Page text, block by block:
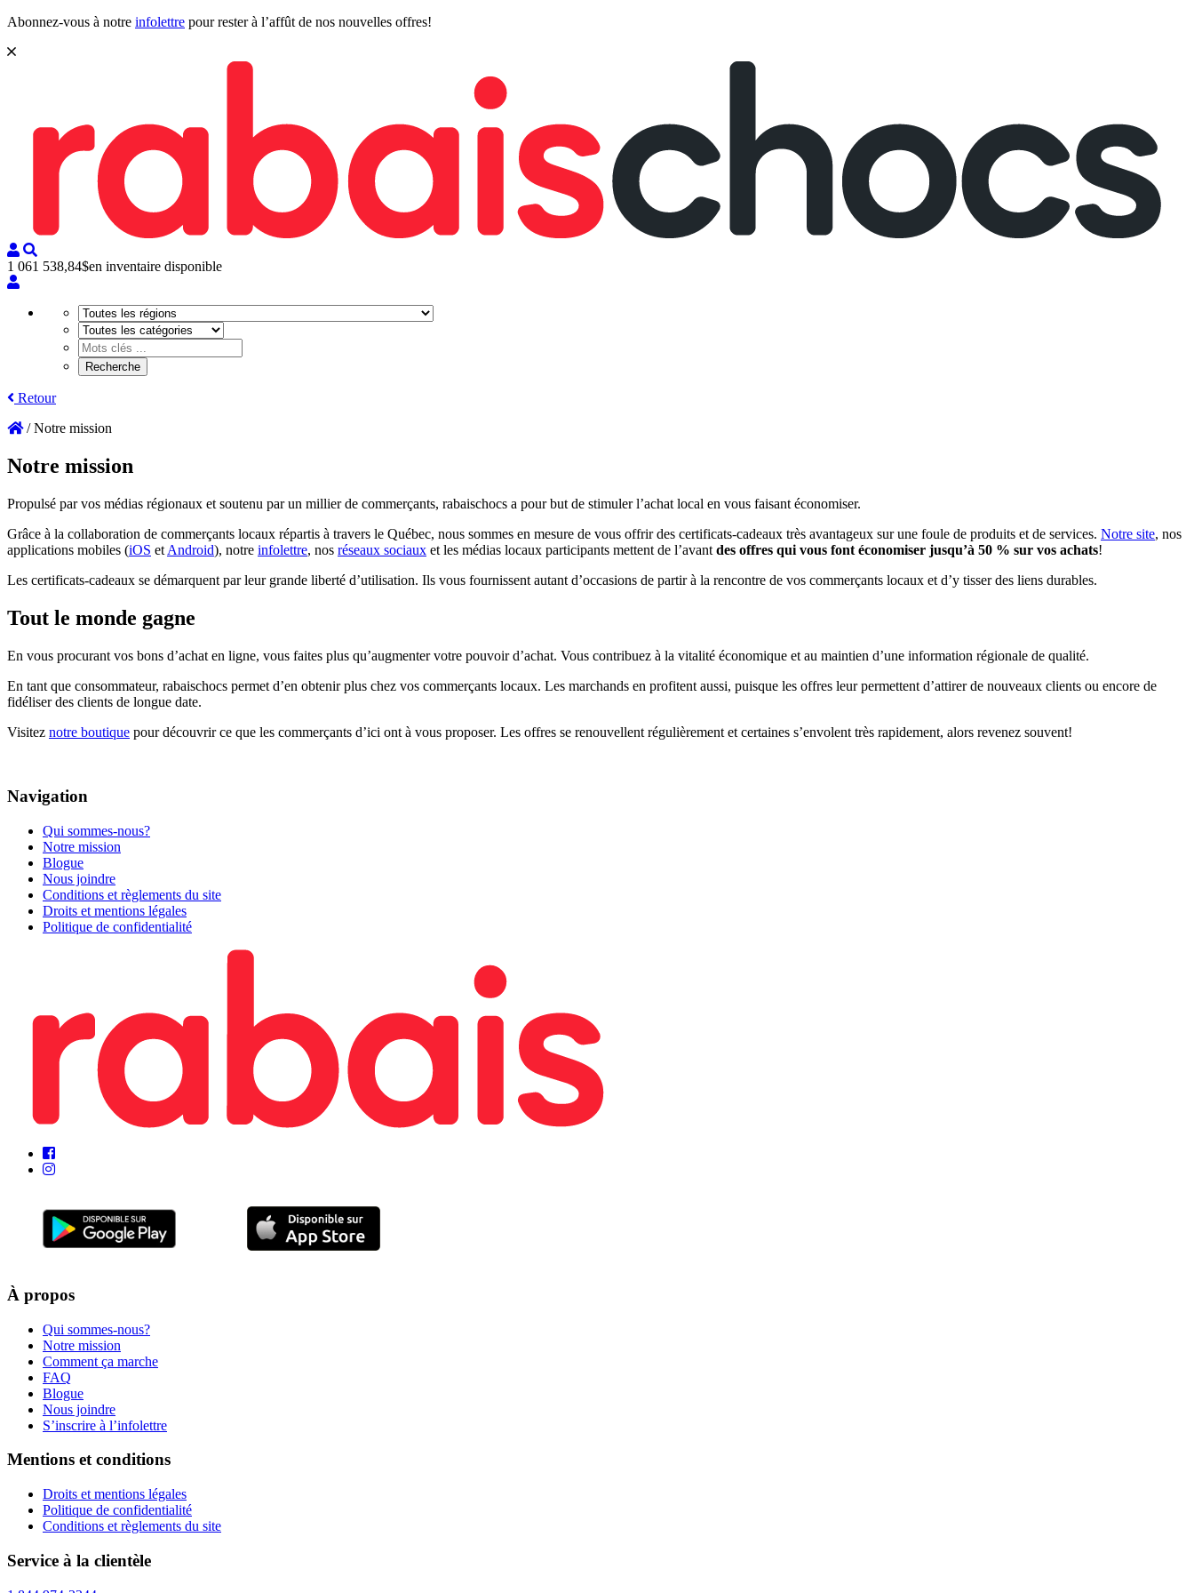
Abonnez-vous à notre infolettre pour rester à l’affût de nos nouvelles offres!
1 061 538,84$en inventaire disponible
Retour
/Notre mission
Notre mission
Propulsé par vos médias régionaux et soutenu par un millier de commerçants, rabaischocs a pour but de stimuler l’achat local en vous faisant économiser.
Grâce à la collaboration de commerçants locaux répartis à travers le Québec, nous sommes en mesure de vous offrir des certificats-cadeaux très avantageux sur une foule de produits et de services. Notre site, nos
applications mobiles (iOS et Android), notre infolettre, nos réseaux sociaux et les médias locaux participants mettent de l’avant des offres qui vous font économiser jusqu’à 50 % sur vos achats!
Les certificats-cadeaux se démarquent par leur grande liberté d’utilisation. Ils vous fournissent autant d’occasions de partir à la rencontre de vos commerçants locaux et d’y tisser des liens durables.
Tout le monde gagne
En vous procurant vos bons d’achat en ligne, vous faites plus qu’augmenter votre pouvoir d’achat. Vous contribuez à la vitalité économique et au maintien d’une information régionale de qualité.
En tant que consommateur, rabaischocs permet d’en obtenir plus chez vos commerçants locaux. Les marchands en profitent aussi, puisque les offres leur permettent d’attirer de nouveaux clients ou encore de
fidéliser des clients de longue date.
Visitez notre boutique pour découvrir ce que les commerçants d’ici ont à vous proposer. Les offres se renouvellent régulièrement et certaines s’envolent très rapidement, alors revenez souvent!
Navigation
Qui sommes-nous?
Notre mission
Blogue
Nous joindre
Conditions et règlements du site
Droits et mentions légales
Politique de confidentialité
À propos
Qui sommes-nous?
Notre mission
Comment ça marche
FAQ
Blogue
Nous joindre
S’inscrire à l’infolettre
Mentions et conditions
Droits et mentions légales
Politique de confidentialité
Conditions et règlements du site
Service à la clientèle